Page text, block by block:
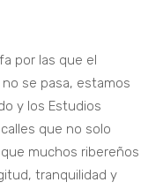
por las que el
se pasa, estamos
y los Estudios
que no solo
muchos ribereños
tranquilidad y